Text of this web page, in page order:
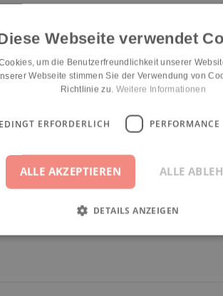
a
Räumlichkeiten
n/a
Webseite verwendet
um die Benutzerfreundlichkeit unserer
Webseite stimmen Sie der Verwendung von
Richtlinie zu. Weitere Informationen
ERFORDERLICH PERFORMANCE
ALLE AKZEPTIEREN ALLE
DETAILS ANZEIGEN